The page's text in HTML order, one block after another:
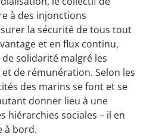
à des injonctions
la sécurité de tous tout
et en flux continu,
solidarité malgré les
de rémunération. Selon les
des marins se font et se
donner lieu à une
hiérarchies sociales – il en
à bord.